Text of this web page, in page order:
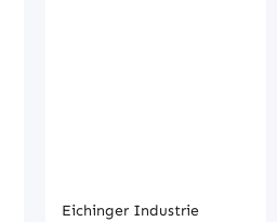
Eichinger Industrie